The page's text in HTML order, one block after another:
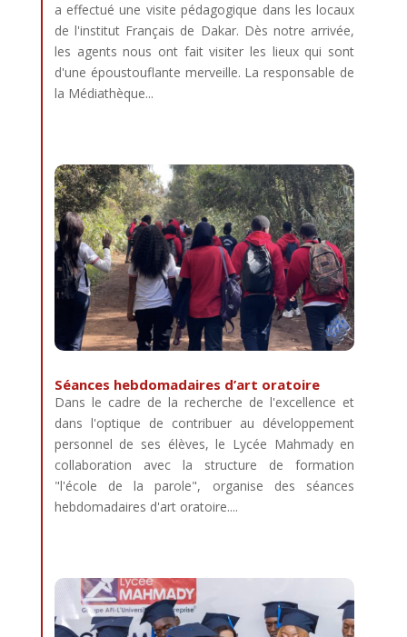
a effectué une visite pédagogique dans les locaux
de l'institut Français de Dakar. Dès notre arrivée,
les agents nous ont fait visiter les lieux qui sont
d'une époustouflante merveille. La responsable de
la Médiathèque...
Séances hebdomadaires d’art oratoire
Dans le cadre de la recherche de l'excellence et
dans l'optique de contribuer au développement
personnel de ses élèves, le Lycée Mahmady en
collaboration avec la structure de formation
"l'école de la parole", organise des séances
hebdomadaires d'art oratoire....